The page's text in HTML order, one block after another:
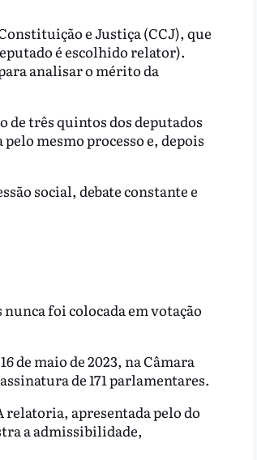
e Justiça (CCJ), que
é escolhido relator).
analisar o mérito da
de três quintos dos deputados
mesmo processo e, depois
social, debate constante e
foi colocada em votação
de maio de 2023, na Câmara
de 171 parlamentares.
relatoria, apresentada pelo do
a admissibilidade,